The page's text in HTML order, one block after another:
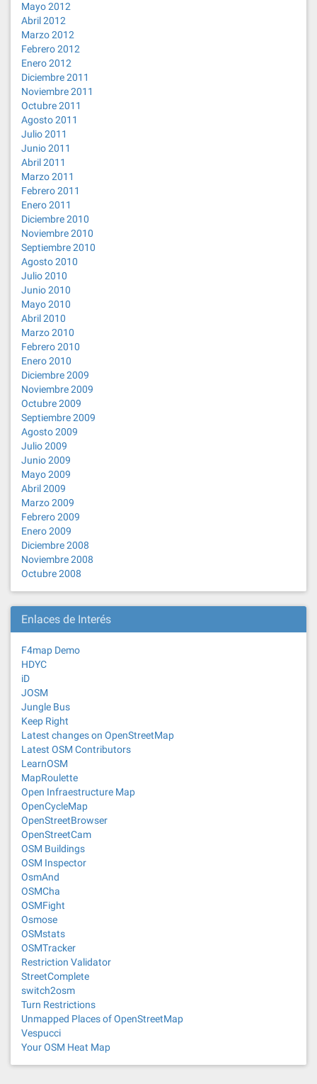
Mayo 2012
Abril 2012
Marzo 2012
Febrero 2012
Enero 2012
Diciembre 2011
Noviembre 2011
Octubre 2011
Agosto 2011
Julio 2011
Junio 2011
Abril 2011
Marzo 2011
Febrero 2011
Enero 2011
Diciembre 2010
Noviembre 2010
Septiembre 2010
Agosto 2010
Julio 2010
Junio 2010
Mayo 2010
Abril 2010
Marzo 2010
Febrero 2010
Enero 2010
Diciembre 2009
Noviembre 2009
Octubre 2009
Septiembre 2009
Agosto 2009
Julio 2009
Junio 2009
Mayo 2009
Abril 2009
Marzo 2009
Febrero 2009
Enero 2009
Diciembre 2008
Noviembre 2008
Octubre 2008
Enlaces de Interés
F4map Demo
HDYC
iD
JOSM
Jungle Bus
Keep Right
Latest changes on OpenStreetMap
Latest OSM Contributors
LearnOSM
MapRoulette
Open Infraestructure Map
OpenCycleMap
OpenStreetBrowser
OpenStreetCam
OSM Buildings
OSM Inspector
OsmAnd
OSMCha
OSMFight
Osmose
OSMstats
OSMTracker
Restriction Validator
StreetComplete
switch2osm
Turn Restrictions
Unmapped Places of OpenStreetMap
Vespucci
Your OSM Heat Map